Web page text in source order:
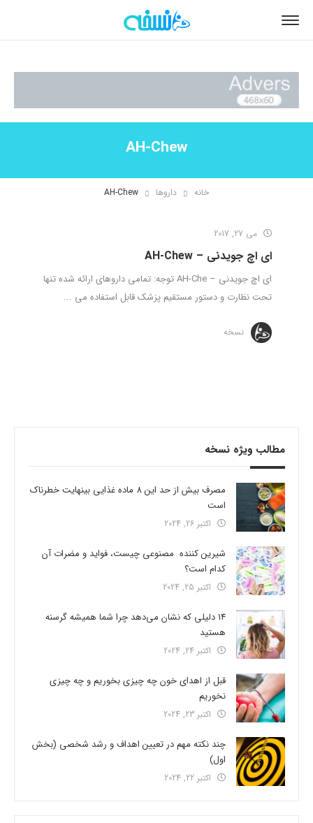
AH-Chew
خانه داروها AH-Chew
می 27, 2017
ای اچ جویدنی – AH-Chew
ای اچ جویدنی – AH-Che توجه: تمامی داروهای ارائه شده تنها
تحت نظارت و دستور مستقیم پزشک قابل استفاده می ...
نسخه
مطالب ویژه نسخه
مصرف بیش از حد این 8 ماده غذایی بینهایت خطرناک
است
اکتبر 26, 2024
شیرین کننده مصنوعی چیست، فواید و مضرات آن
کدام است؟
اکتبر 25, 2024
14 دلیلی که نشان می‌دهد چرا شما همیشه گرسنه
هستید
اکتبر 24, 2024
قبل از اهدای خون چه چیزی بخوریم و چه چیزی
نخوریم
اکتبر 23, 2024
چند نکته مهم در تعیین اهداف و رشد شخصی (بخش
اول)
اکتبر 22, 2024